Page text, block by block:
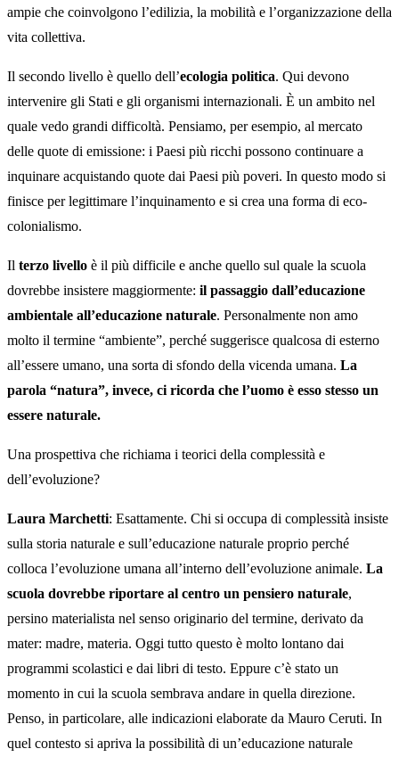
ampie che coinvolgono l’edilizia, la mobilità e l’organizzazione della
vita collettiva.
Il secondo livello è quello dell’ecologia politica. Qui devono
intervenire gli Stati e gli organismi internazionali. È un ambito nel
quale vedo grandi difficoltà. Pensiamo, per esempio, al mercato
delle quote di emissione: i Paesi più ricchi possono continuare a
inquinare acquistando quote dai Paesi più poveri. In questo modo si
finisce per legittimare l’inquinamento e si crea una forma di eco-
colonialismo.
Il terzo livello è il più difficile e anche quello sul quale la scuola
dovrebbe insistere maggiormente: il passaggio dall’educazione
ambientale all’educazione naturale. Personalmente non amo
molto il termine “ambiente”, perché suggerisce qualcosa di esterno
all’essere umano, una sorta di sfondo della vicenda umana. La
parola “natura”, invece, ci ricorda che l’uomo è esso stesso un
essere naturale.
Una prospettiva che richiama i teorici della complessità e
dell’evoluzione?
Laura Marchetti: Esattamente. Chi si occupa di complessità insiste
sulla storia naturale e sull’educazione naturale proprio perché
colloca l’evoluzione umana all’interno dell’evoluzione animale. La
scuola dovrebbe riportare al centro un pensiero naturale,
persino materialista nel senso originario del termine, derivato da
mater: madre, materia. Oggi tutto questo è molto lontano dai
programmi scolastici e dai libri di testo. Eppure c’è stato un
momento in cui la scuola sembrava andare in quella direzione.
Penso, in particolare, alle indicazioni elaborate da Mauro Ceruti. In
quel contesto si apriva la possibilità di un’educazione naturale